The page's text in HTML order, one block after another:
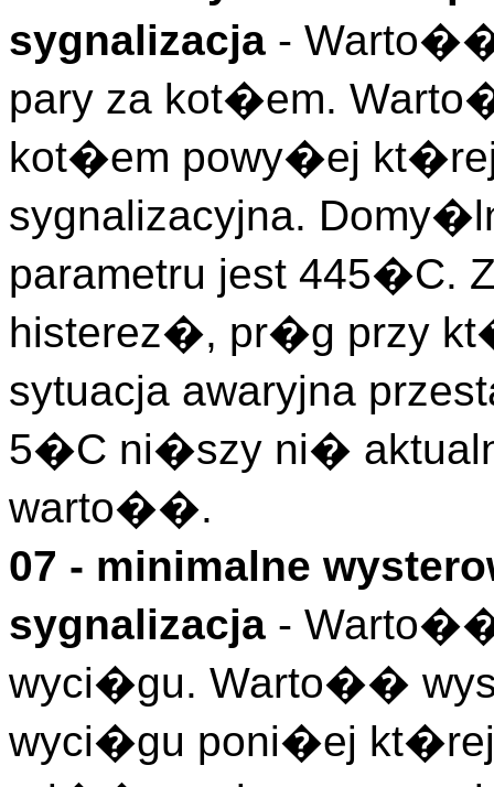
sygnalizacja - Warto��
pary za kot�em.
kot�em powy�ej
sygnalizacyjna.
parametru jest 445�C.
histerez�, pr�g przy
sytuacja awaryjna
5�C ni�szy ni�
warto��.
07 - minimalne
sygnalizacja - Warto��
wyci�gu. Warto��
wyci�gu poni�ej